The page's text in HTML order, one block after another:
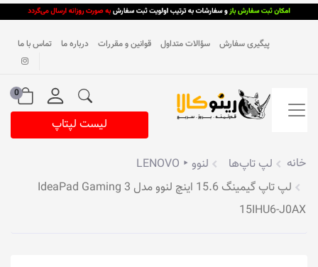
پیگیری سفارش سؤالات متداول قوانین و مقررات درباره ما تماس با ما
0
لیست لپتاپ
خانه لپ تاپ‌ها
لنوو ‣ LENOVO
لپ تاپ گیمینگ 15.6 اینچ لنوو مدل IdeaPad Gaming 3
15IHU6-J0AX